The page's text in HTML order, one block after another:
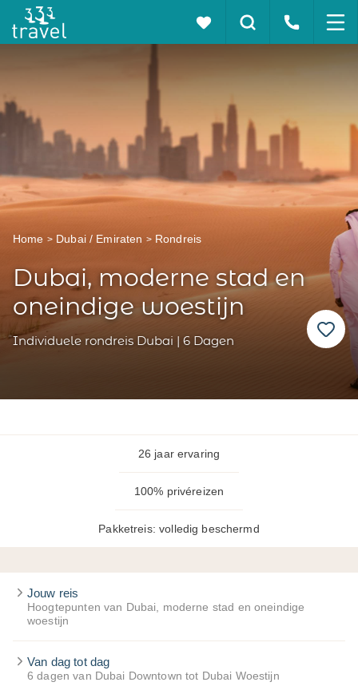
Home Dubai / Emiraten Rondreis
Dubai, moderne stad en
oneindige woestijn
Individuele rondreis Dubai | 6 Dagen
26 jaar ervaring
100% privéreizen
Pakketreis: volledig beschermd
Jouw reis
Hoogtepunten van Dubai, moderne stad en oneindige
woestijn
Van dag tot dag
6 dagen van Dubai Downtown tot Dubai Woestijn